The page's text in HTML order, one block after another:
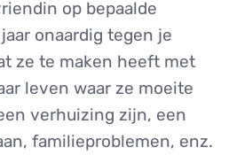
op bepaalde
onaardig tegen je
ze te maken heeft met
leven waar ze moeite
verhuizing zijn, een
familieproblemen, enz.